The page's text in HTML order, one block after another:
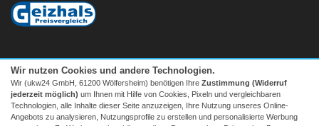
Wir nutzen Cookies und andere Technologien.
Wir (ukw24 GmbH, 61200 Wölfersheim) benötigen Ihre Zustimmung (Widerruf
jederzeit möglich) um Ihnen mit Hilfe von Cookies, Pixeln und vergleichbaren
Technologien, alle Inhalte dieser Seite anzuzeigen, Ihre Nutzung unseres Online-
Angebots zu analysieren, Nutzungsprofile zu erstellen und personalisierte Werbung